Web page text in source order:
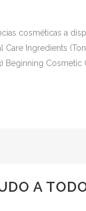
cosméticas a
Care Ingredients
Beginning
A